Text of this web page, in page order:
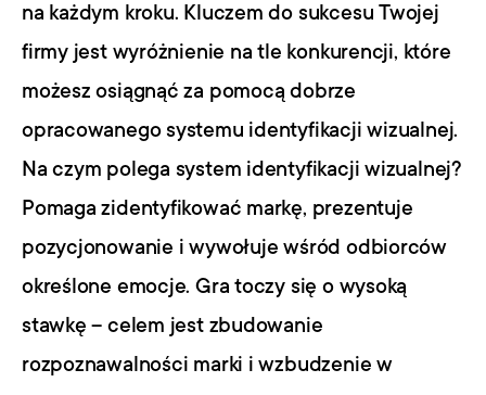
na każdym kroku. Kluczem do sukcesu Twojej
firmy jest wyróżnienie na tle konkurencji, które
możesz osiągnąć za pomocą dobrze
opracowanego systemu identyfikacji wizualnej.
Na czym polega system identyfikacji wizualnej?
Pomaga zidentyfikować markę, prezentuje
pozycjonowanie i wywołuje wśród odbiorców
określone emocje. Gra toczy się o wysoką
stawkę – celem jest zbudowanie
rozpoznawalności marki i wzbudzenie w